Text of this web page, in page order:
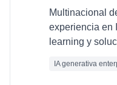
Multinacional
experiencia en
learning y
IA generativa